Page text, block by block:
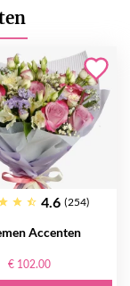
4.6 (254)
Accenten
€ 102.00